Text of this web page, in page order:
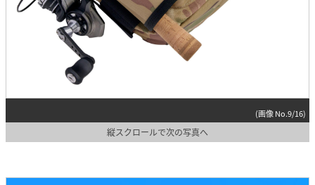
(画像 No.9/16)
縦スクロールで次の写真へ